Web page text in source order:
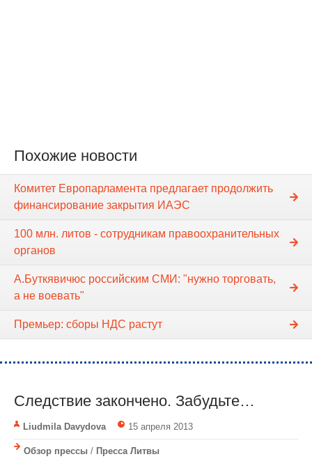
Похожие новости
Комитет Европарламента предлагает продолжить
финансирование закрытия ИАЭС
100 млн. литов - сотрудникам правоохранительных
органов
А.Буткявичюс российским СМИ: "нужно торговать,
а не воевать"
Премьер: сборы НДС растут
Следствие закончено. Забудьте…
Liudmila Davydova 15 апреля 2013
Обзор прессы / Пресса Литвы